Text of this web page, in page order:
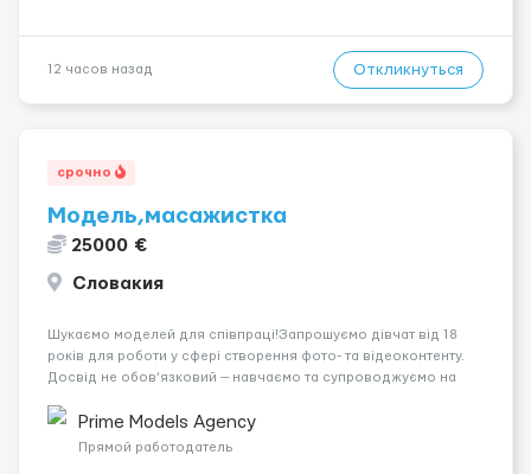
12 часов назад Откликнуться
срочно
Модель,масажистка
25000 €
Словакия
Шукаємо моделей для співпраці!Запрошуємо дівчат від 18
років для роботи у сфері створення фото- та відеоконтенту.
Досвід не обов’язковий — навчаємо та супроводжуємо на
конфіденційність і професійну підтримку. Працюємо офіційно,
поважаємо особ...
Prime Models Agency
Прямой работодатель